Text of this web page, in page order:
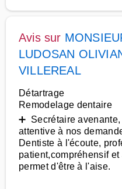
Avis sur
LUDOSAN
VILLEREAL
Détartrage
Remodelage dentaire
➕ Secrétaire
attentive à nos
Dentiste à l'écoute,
patient,compréhensif
permet d'être à l'aise.